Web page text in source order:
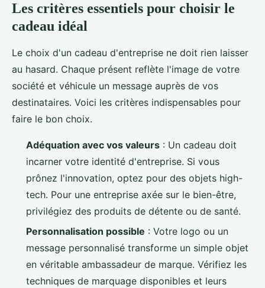
Les critères essentiels pour choisir le
cadeau idéal
Le choix d'un cadeau d'entreprise ne doit rien laisser
au hasard. Chaque présent reflète l'image de votre
société et véhicule un message auprès de vos
destinataires. Voici les critères indispensables pour
faire le bon choix.
Adéquation avec vos valeurs : Un cadeau doit
incarner votre identité d'entreprise. Si vous
prônez l'innovation, optez pour des objets high-
tech. Pour une entreprise axée sur le bien-être,
privilégiez des produits de détente ou de santé.
Personnalisation possible : Votre logo ou un
message personnalisé transforme un simple objet
en véritable ambassadeur de marque. Vérifiez les
techniques de marquage disponibles et leurs